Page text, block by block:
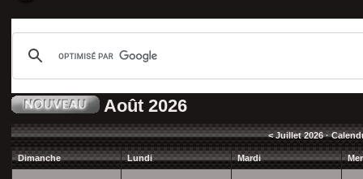
Août 2026
<Juillet 2026·
Dimanche Lundi Mardi